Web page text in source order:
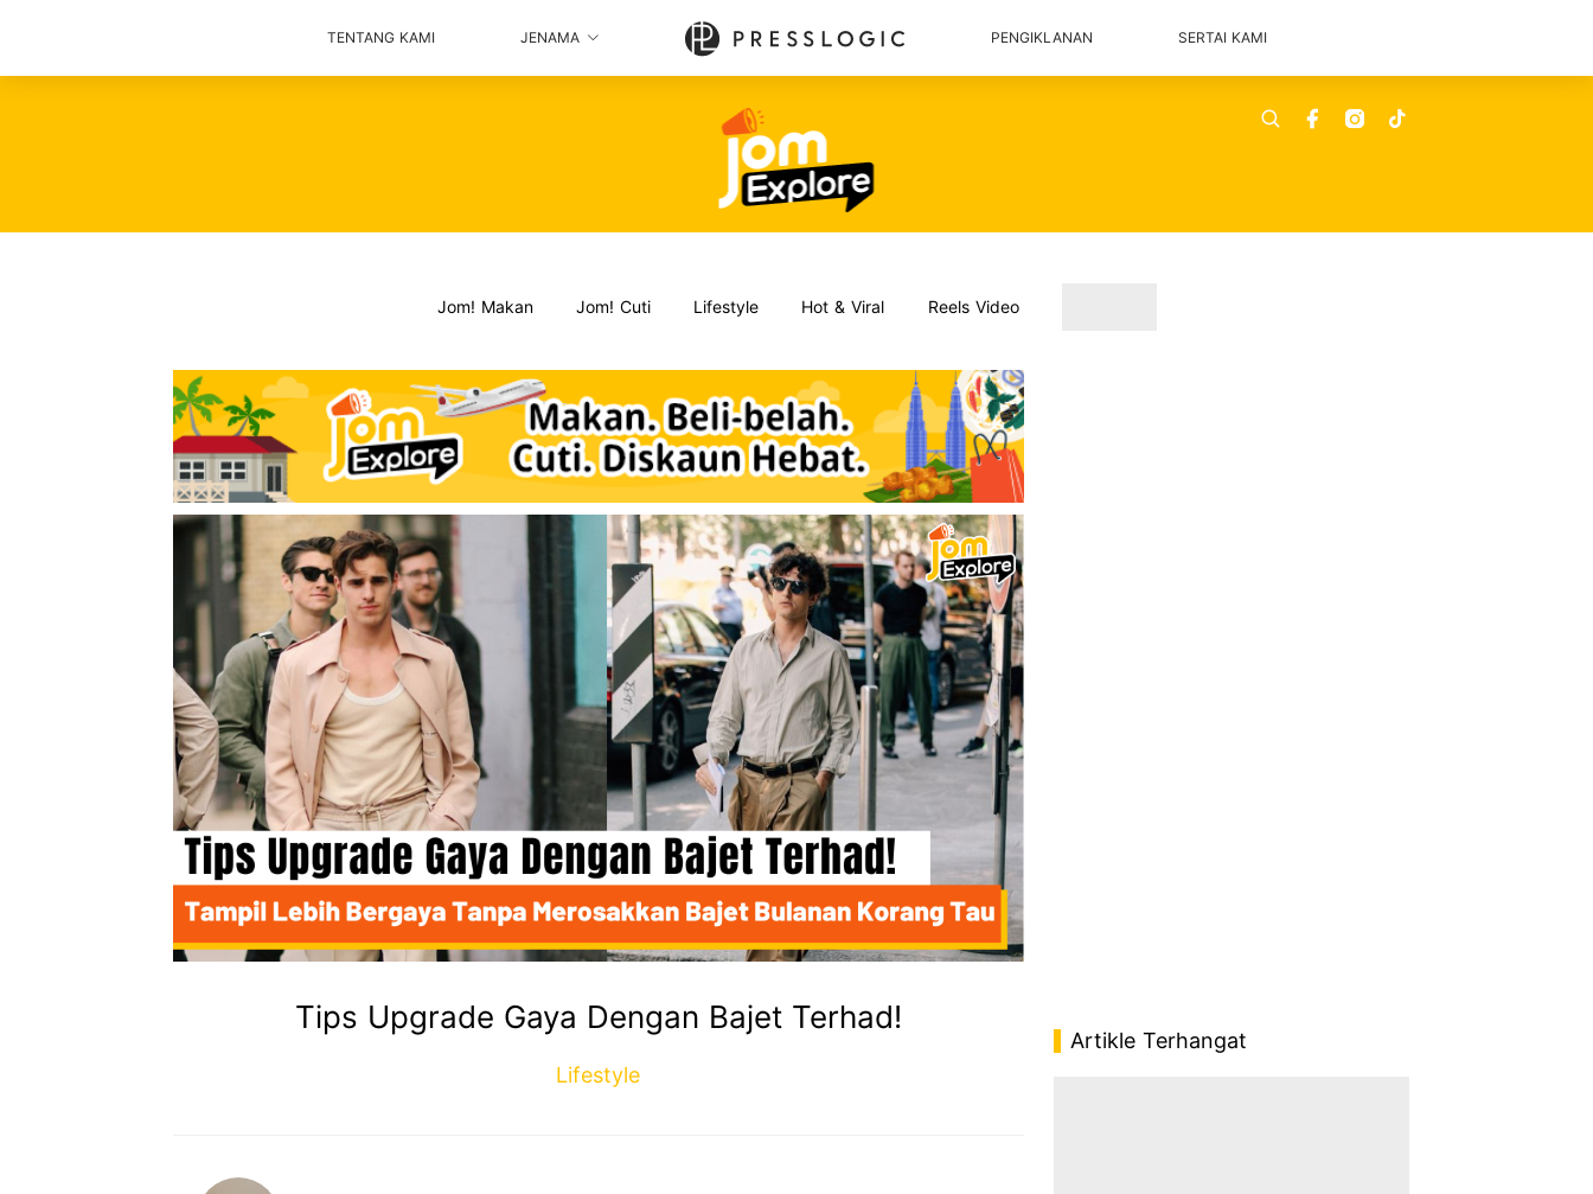
TENTANG KAMI JENAMA PENGIKLANAN SERTAI KAMI
Jom! Makan Jom! Cuti Lifestyle Hot & Viral Reels Video
Tips Upgrade Gaya Dengan Bajet Terhad!
Lifestyle
Artikle Terhangat